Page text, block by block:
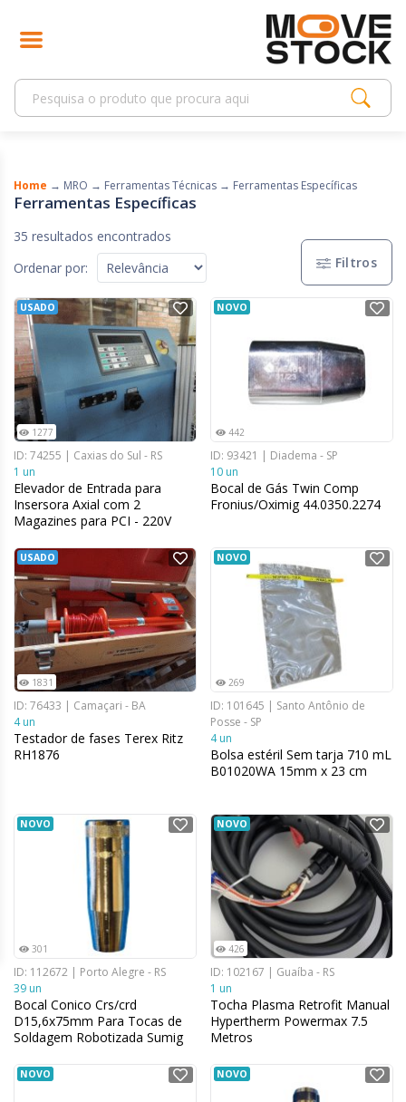
Home → MRO → Ferramentas Técnicas → Ferramentas Específicas
Ferramentas Específicas
35 resultados encontrados
Ordenar por:
Filtros
USADO
1277
ID: 74255 | Caxias do Sul - RS
1 un
Elevador de Entrada para
Insersora Axial com 2
Magazines para PCI - 220V
NOVO
442
ID: 93421 | Diadema - SP
10 un
Bocal de Gás Twin Comp
Fronius/Oximig 44.0350.2274
USADO
1831
ID: 76433 | Camaçari - BA
4 un
Testador de fases Terex Ritz
RH1876
NOVO
269
ID: 101645 | Santo Antônio de
Posse - SP
4 un
Bolsa estéril Sem tarja 710 mL
B01020WA 15mm x 23 cm
NOVO
301
ID: 112672 | Porto Alegre - RS
39 un
Bocal Conico Crs/crd
D15,6x75mm Para Tocas de
Soldagem Robotizada Sumig
NOVO
426
ID: 102167 | Guaíba - RS
1 un
Tocha Plasma Retrofit Manual
Hypertherm Powermax 7.5
Metros
NOVO NOVO